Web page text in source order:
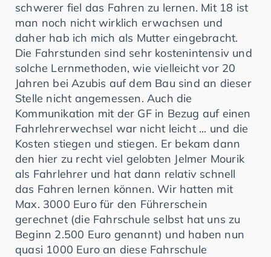
schwerer fiel das Fahren zu lernen. Mit 18 ist
man noch nicht wirklich erwachsen und
daher hab ich mich als Mutter eingebracht.
Die Fahrstunden sind sehr kostenintensiv und
solche Lernmethoden, wie vielleicht vor 20
Jahren bei Azubis auf dem Bau sind an dieser
Stelle nicht angemessen. Auch die
Kommunikation mit der GF in Bezug auf einen
Fahrlehrerwechsel war nicht leicht ... und die
Kosten stiegen und stiegen. Er bekam dann
den hier zu recht viel gelobten Jelmer Mourik
als Fahrlehrer und hat dann relativ schnell
das Fahren lernen können. Wir hatten mit
Max. 3000 Euro für den Führerschein
gerechnet (die Fahrschule selbst hat uns zu
Beginn 2.500 Euro genannt) und haben nun
quasi 1000 Euro an diese Fahrschule